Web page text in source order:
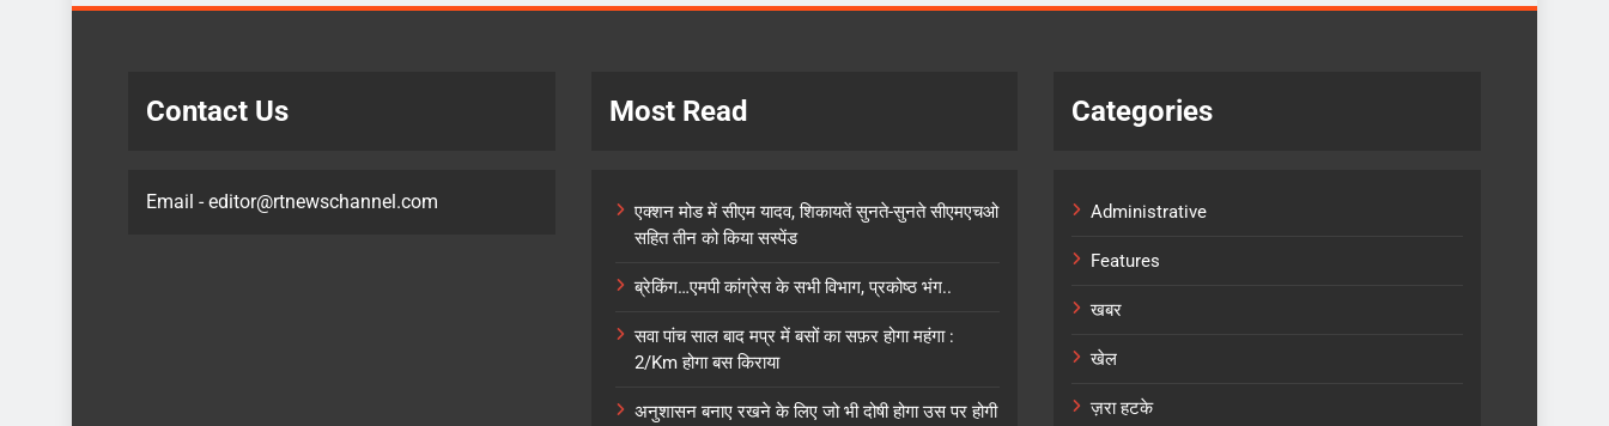
Contact Us
Email - editor@rtnewschannel.com
Most Read
एक्शन मोड में सीएम यादव, शिकायतें सुनते-सुनते सीएमएचओ
सहित तीन को किया सस्पेंड
ब्रेकिंग…एमपी कांग्रेस के सभी विभाग, प्रकोष्ठ भंग..
सवा पांच साल बाद मप्र में बसों का सफ़र होगा महंगा :
2/Km होगा बस किराया
अनुशासन बनाए रखने के लिए जो भी दोषी होगा उस पर होगी
Categories
Administrative
Features
खबर
खेल
ज़रा हटके